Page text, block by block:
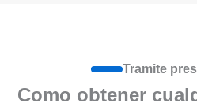
Tramite
Como obtener